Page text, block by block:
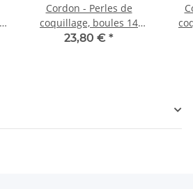
Cordon - Perles de
coquillage, boules 14
mm gris, longueur 40 cm
23,80 € *